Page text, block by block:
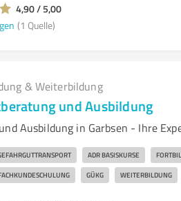
4,90 / 5,00
(1 Quelle)
& Weiterbildung
und Ausbildung
Ausbildung in Garbsen - Ihre
ADR BASISKURSE
GÜKG WEITERBILDUNG